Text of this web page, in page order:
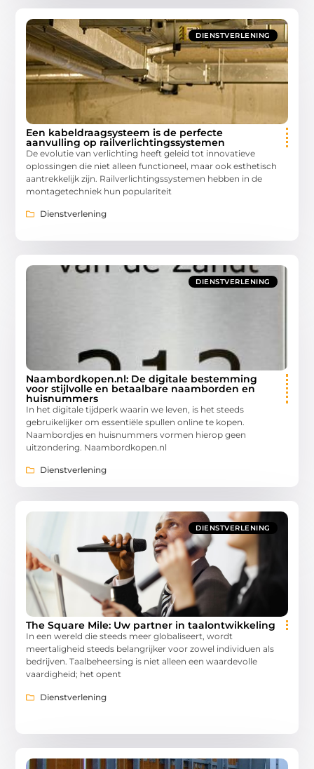
DIENSTVERLENING
Een kabeldraagsysteem is de perfecte
aanvulling op railverlichtingssystemen
De evolutie van verlichting heeft geleid tot innovatieve
oplossingen die niet alleen functioneel, maar ook esthetisch
aantrekkelijk zijn. Railverlichtingssystemen hebben in de
montagetechniek hun populariteit
Dienstverlening
DIENSTVERLENING
Naambordkopen.nl: De digitale bestemming
voor stijlvolle en betaalbare naamborden en
huisnummers
In het digitale tijdperk waarin we leven, is het steeds
gebruikelijker om essentiële spullen online te kopen.
Naambordjes en huisnummers vormen hierop geen
uitzondering. Naambordkopen.nl
Dienstverlening
DIENSTVERLENING
The Square Mile: Uw partner in taalontwikkeling
In een wereld die steeds meer globaliseert, wordt
meertaligheid steeds belangrijker voor zowel individuen als
bedrijven. Taalbeheersing is niet alleen een waardevolle
vaardigheid; het opent
Dienstverlening